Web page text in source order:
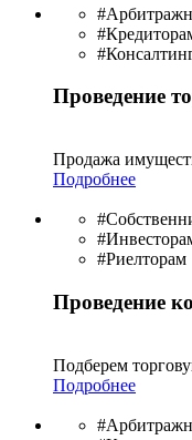
Проведение
Продажа
Подробнее
#Риелторам
Проведение
Подберем
Подробнее